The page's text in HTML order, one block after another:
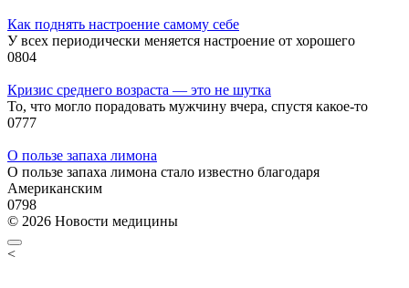
Как поднять настроение самому себе
У всех периодически меняется настроение от хорошего
0804
Кризис среднего возраста — это не шутка
То, что могло порадовать мужчину вчера, спустя какое-то
0777
О пользе запаха лимона
О пользе запаха лимона стало известно благодаря
Американским
0798
© 2026 Новости медицины
<